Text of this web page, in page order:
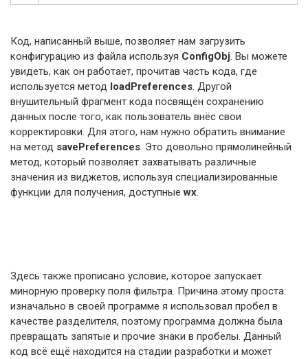
Код, написанный выше, позволяет нам загрузить
конфигурацию из файла используя ConfigObj. Вы можете
увидеть, как он работает, прочитав часть кода, где
используется метод loadPreferences. Другой
внушительный фрагмент кода посвящён сохранению
данных после того, как пользователь внёс свои
корректировки. Для этого, нам нужно обратить внимание
на метод savePreferences. Это довольно прямолинейный
метод, который позволяет захватывать различные
значения из виджетов, используя специализированные
функции для получения, доступныеwx.
Здесь также прописано условие, которое запускает
минорную проверку поля фильтра. Причина этому проста:
изначально в своей программе я использовал пробел в
качестве разделителя, поэтому программа должна была
превращать запятые и прочие знаки в пробелы. Данный
код всё ещё находится на стадии разработки и может